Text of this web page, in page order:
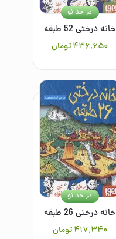
خانه درختی 52 طبقه
۴۳۶٬۶۵۰تومان
در حد نو
خانه درختی 26 طبقه
۴۱۷٬۳۴۰ تومان
در حد نو